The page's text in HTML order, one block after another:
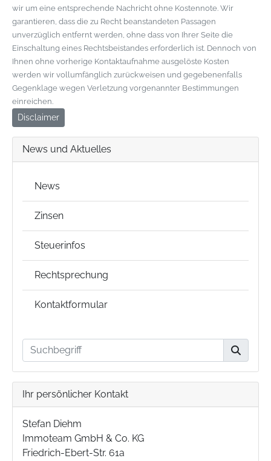
wir um eine entsprechende Nachricht ohne Kostennote. Wir
garantieren, dass die zu Recht beanstandeten Passagen
unverzüglich entfernt werden, ohne dass von Ihrer Seite die
Einschaltung eines Rechtsbeistandes erforderlich ist. Dennoch von
Ihnen ohne vorherige Kontaktaufnahme ausgelöste Kosten
werden wir vollumfänglich zurückweisen und gegebenenfalls
Gegenklage wegen Verletzung vorgenannter Bestimmungen
einreichen.
Disclaimer
News und Aktuelles
News
Zinsen
Steuerinfos
Rechtsprechung
Kontaktformular
Ihr persönlicher Kontakt
Stefan Diehm
Immoteam GmbH & Co. KG
Friedrich-Ebert-Str. 61a